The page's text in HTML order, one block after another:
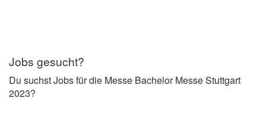
Jobs gesucht?
Du suchst Jobs für die Messe Bachelor Messe Stuttgart
2023?